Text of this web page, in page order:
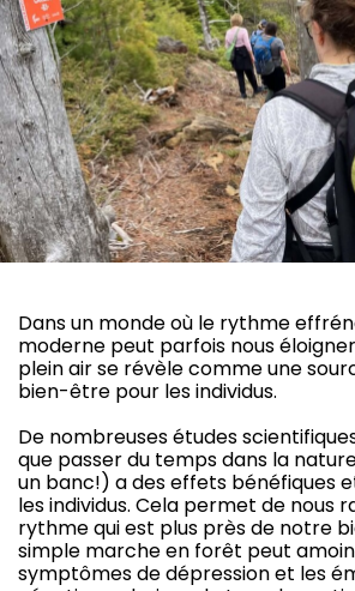
Dans un monde où le rythme
moderne peut parfois nous
plein air se révèle comme une
bien-être pour les individus.
De nombreuses études
que passer du temps dans la
un banc!) a des effets bénéfiques
les individus. Cela permet de nous
rythme qui est plus près de notre
simple marche en forêt peut
symptômes de dépression et les